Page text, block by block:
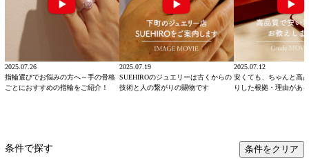
2025.07.26
指輪選びでお悩みの方へ～手の骨格
ごとにおすすめの指輪をご紹介！
2025.07.19
SUEHIROのジュエリーは古くからの
技術と人の繋がりの賜物です
2025.07.12
安くても、ちゃんと高
りした根拠・理由があ
条件で探す 条件をクリア